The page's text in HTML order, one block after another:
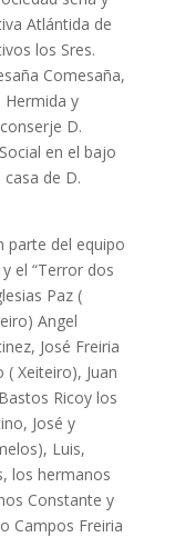
Atlántida de
los Sres.
Comesaña,
Hermida y
D.
en el bajo
de D.
parte del equipo
el “Terror dos
Paz (
Angel
José Freiria
Xeiteiro), Juan
Ricoy los
José y
Luis,
los hermanos
Constante y
Campos Freiria